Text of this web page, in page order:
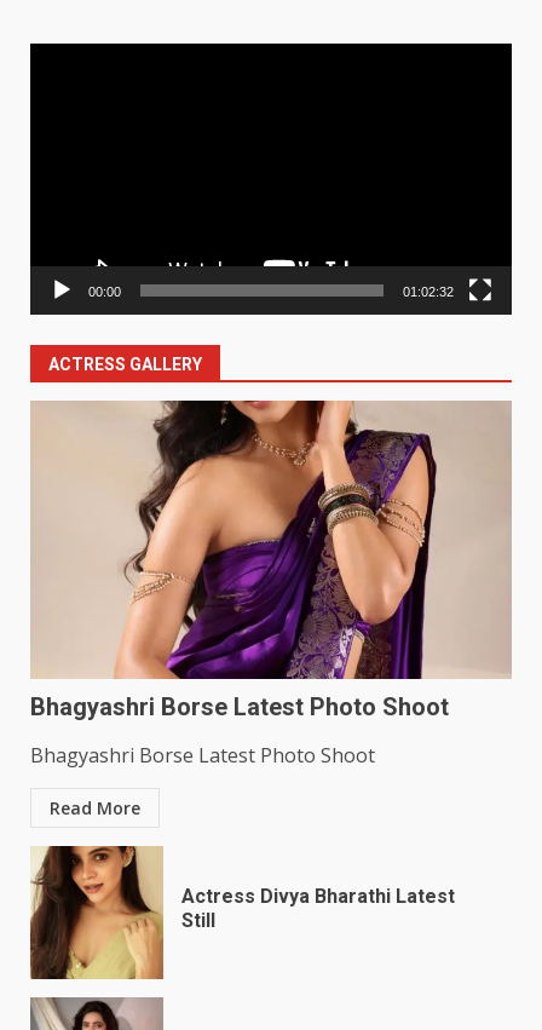
00:00 01:02:32
ACTRESS GALLERY
Bhagyashri Borse Latest Photo Shoot
Bhagyashri Borse Latest Photo Shoot
Read More
Actress Divya Bharathi Latest
Still